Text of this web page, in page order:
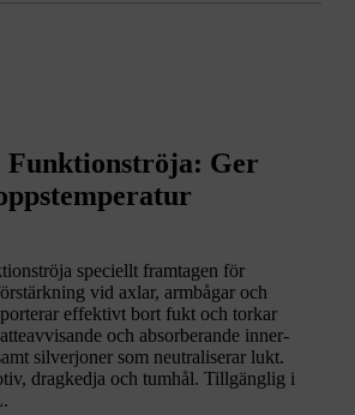
Funktionströja: Ger
speciellt framtagen för
vid axlar, armbågar och
effektivt bort fukt och torkar
och absorberande inner-
silverjoner som neutraliserar lukt.
dragkedja och tumhål. Tillgänglig i